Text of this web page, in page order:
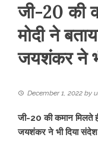
जी-20 की
मोदी ने
जयशंकर ने
December 1, 2022 by
जी-20 की कमान मिलते
जयशंकर ने भी दिया संदेश |